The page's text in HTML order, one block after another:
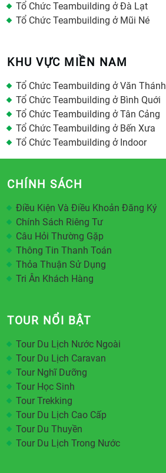
Tổ Chức Teambuilding ở Đà Lạt
Tổ Chức Teambuilding ở Mũi Né
KHU VỰC MIỀN NAM
Tổ Chức Teambuilding ở Văn Thánh
Tổ Chức Teambuilding ở Bình Quới
Tổ Chức Teambuilding ở Tân Cảng
Tổ Chức Teambuilding ở Bến Xưa
Tổ Chức Teambuilding ở Indoor
CHÍNH SÁCH
Điều Kiện Và Điều Khoản Đăng Ký
Chính Sách Riêng Tư
Câu Hỏi Thường Gặp
Thông Tin Thanh Toán
Thỏa Thuận Sử Dụng
Tri Ân Khách Hàng
TOUR NỔI BẬT
Tour Du Lịch Nước Ngoài
Tour Du Lịch Caravan
Tour Nghĩ Dưỡng
Tour Học Sinh
Tour Trekking
Tour Du Lịch Cao Cấp
Tour Du Thuyền
Tour Du Lịch Trong Nước